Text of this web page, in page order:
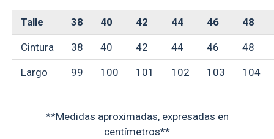
Talle 38 40 42 44 46 48
Cintura 38 40 42 44 46 48
Largo 99 100 101 102 103 104
**Medidas aproximadas, expresadas en
centímetros**